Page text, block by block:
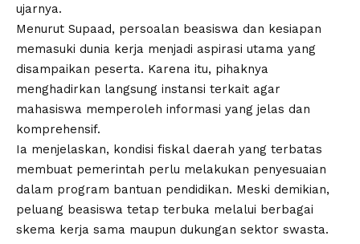
ujarnya.
Menurut Supaad, persoalan beasiswa dan kesiapan
memasuki dunia kerja menjadi aspirasi utama yang
disampaikan peserta. Karena itu, pihaknya
menghadirkan langsung instansi terkait agar
mahasiswa memperoleh informasi yang jelas dan
komprehensif.
Ia menjelaskan, kondisi fiskal daerah yang terbatas
membuat pemerintah perlu melakukan penyesuaian
dalam program bantuan pendidikan. Meski demikian,
peluang beasiswa tetap terbuka melalui berbagai
skema kerja sama maupun dukungan sektor swasta.